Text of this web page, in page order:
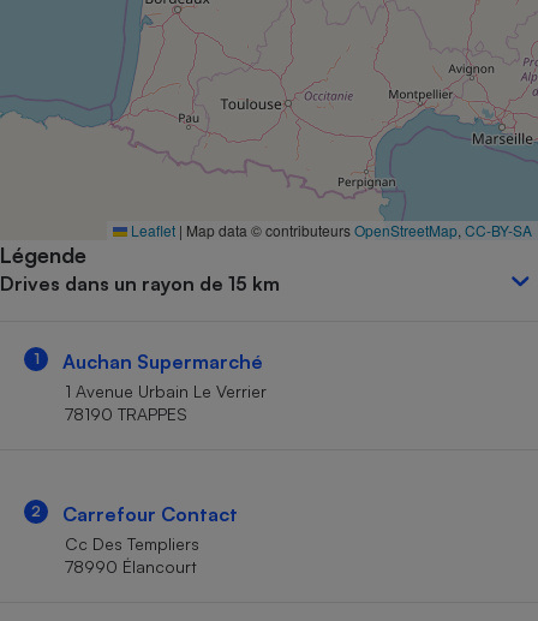
Leaflet | Map data © contributeursOpenStreetMap CC-BY-SA
Légende
Drives dans un rayon de 15 km
1 Auchan Supermarché
1 Avenue Urbain Le Verrier
78190 TRAPPES
2 Carrefour Contact
Cc Des Templiers
78990 Élancourt
Complément
alimentaire
Assurance emprunteur
Banque
Petit électroménager -
Matelas
Mutuelle